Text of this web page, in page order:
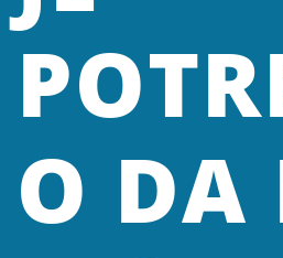
O DA